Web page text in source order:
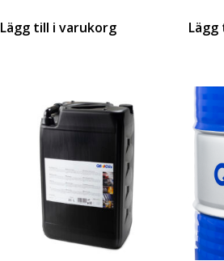
Lägg till i varukorg